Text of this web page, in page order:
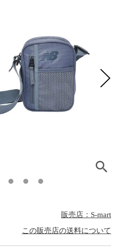
販売店：S-mart
この販売店の送料について